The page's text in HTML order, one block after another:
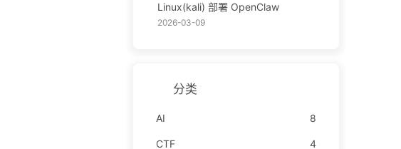
Linux(kali) 部署 OpenClaw
2026-03-09
分类
AI 8
CTF 4